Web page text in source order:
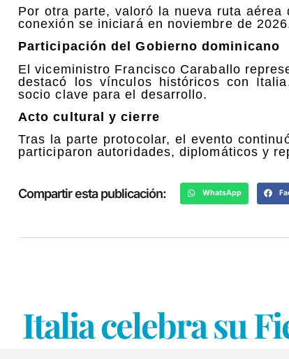
Por otra parte, valoró la nueva ruta aérea
conexión se iniciará en noviembre de
Participación del Gobierno dominicano
El viceministro Francisco Caraballo
destacó los vínculos históricos con
socio clave para el desarrollo.
Acto cultural y cierre
Tras la parte protocolar, el evento
participaron autoridades, diplomáticos y
Compartir esta publicación: WhatsApp
Italia celebra su